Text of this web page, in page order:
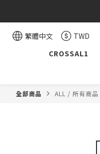
繁體中文
TWD
CROSSAL1
全部商品 ALL / 所有商品